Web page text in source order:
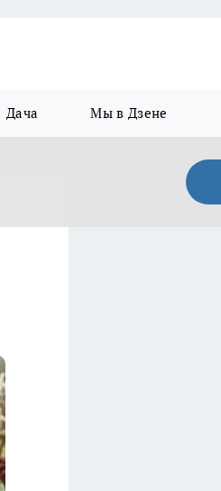
Дача Мы в Дзене